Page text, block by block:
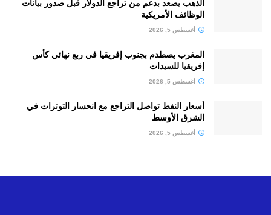
الذهب يصعد بدعم من تراجع الدولار قبل صدور بيانات
الوظائف الأمريكية
أغسطس 5, 2026
المغرب يصطدم بجنوب إفريقيا في ربع نهائي كأس
إفريقيا للسيدات
أغسطس 5, 2026
أسعار النفط تواصل التراجع مع انحسار التوترات في
الشرق الأوسط
أغسطس 5, 2026